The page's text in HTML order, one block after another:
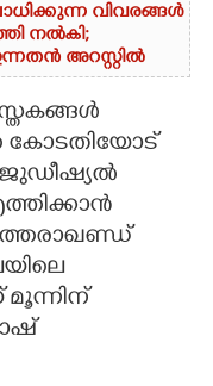
വിവരങ്ങൾ
നൽകി;
അറസ്റ്റിൽ
കോടതിയോട്
ജുഡീഷ്യൽ
മൂന്നിന്